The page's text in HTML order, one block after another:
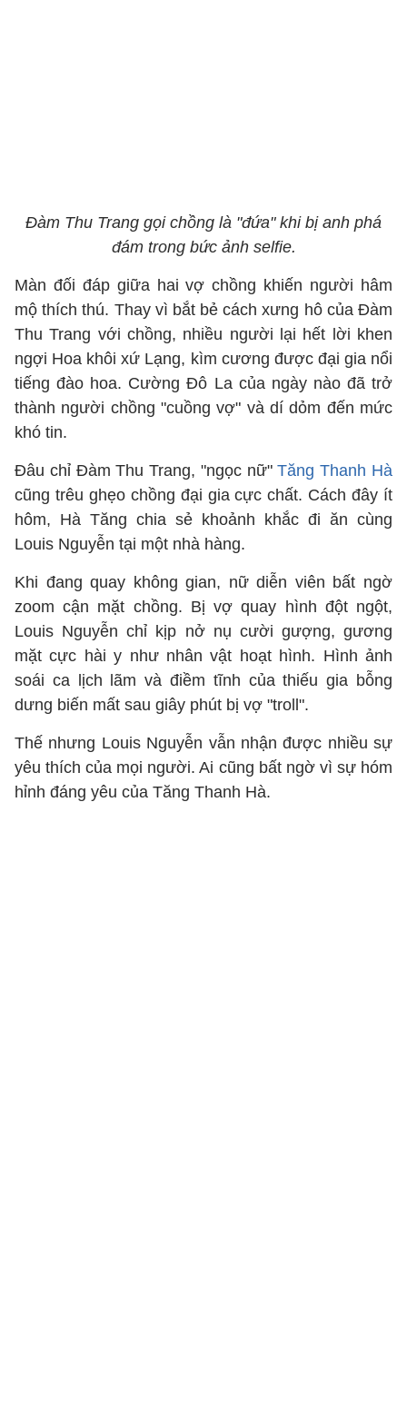
Đàm Thu Trang gọi chồng là "đứa" khi bị anh phá
đám trong bức ảnh selfie.
Màn đối đáp giữa hai vợ chồng khiến người hâm
mộ thích thú. Thay vì bắt bẻ cách xưng hô của Đàm
Thu Trang với chồng, nhiều người lại hết lời khen
ngợi Hoa khôi xứ Lạng, kìm cương được đại gia nổi
tiếng đào hoa. Cường Đô La của ngày nào đã trở
thành người chồng "cuồng vợ" và dí dỏm đến mức
khó tin.
Đâu chỉ Đàm Thu Trang, "ngọc nữ"Tăng Thanh Hà
cũng trêu ghẹo chồng đại gia cực chất. Cách đây ít
hôm, Hà Tăng chia sẻ khoảnh khắc đi ăn cùng
Louis Nguyễn tại một nhà hàng.
Khi đang quay không gian, nữ diễn viên bất ngờ
zoom cận mặt chồng. Bị vợ quay hình đột ngột,
Louis Nguyễn chỉ kịp nở nụ cười gượng, gương
mặt cực hài y như nhân vật hoạt hình. Hình ảnh
soái ca lịch lãm và điềm tĩnh của thiếu gia bỗng
dưng biến mất sau giây phút bị vợ "troll".
Thế nhưng Louis Nguyễn vẫn nhận được nhiều sự
yêu thích của mọi người. Ai cũng bất ngờ vì sự hóm
hỉnh đáng yêu của Tăng Thanh Hà.